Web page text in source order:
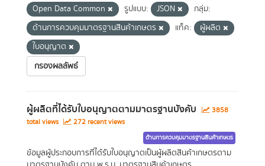
Open Data Common
รูปแบบ: JSON
กลุ่ม:
ด้านการควบคุมมาตรฐานสินค้าเกษตร
แท็ค:
ผู้ผลิต
ใบอนุญาต
กรองผลลัพธ์
ผู้ผลิตที่ได้รับใบอนุญาตตามมาตรฐานบังคับ
3858
total views
272 recent views
ด้านการควบคุมมาตรฐานสินค้าเกษตร
ข้อมูลผู้ประกอบการที่ได้รับใบอนุญาตเป็นผู้ผลิตสินค้าเกษตรตาม